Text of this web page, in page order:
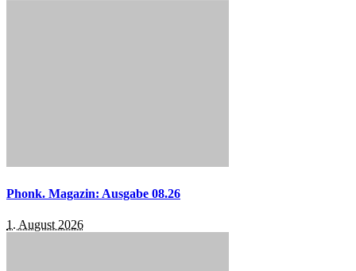
Phonk. Magazin: Ausgabe 08.26
1. August 2026